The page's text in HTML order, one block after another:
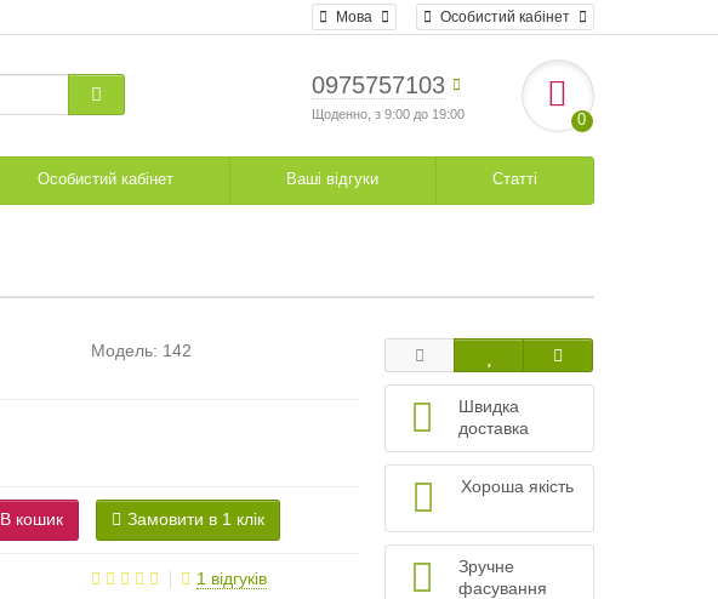
Особистий кабінет
Мова
0975757103
Щоденно, з 9:00 до 19:00 0
Особистий кабінет Ваші відгуки Статті
Модель: 142
В кошик Замовити в 1 клік
1 відгуків
Швидка
доставка
Хороша якість
Зручне
фасування